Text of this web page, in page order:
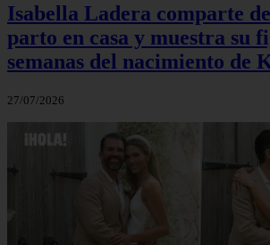
Isabella Ladera comparte
parto en casa y muestra su
semanas del nacimiento de
27/07/2026